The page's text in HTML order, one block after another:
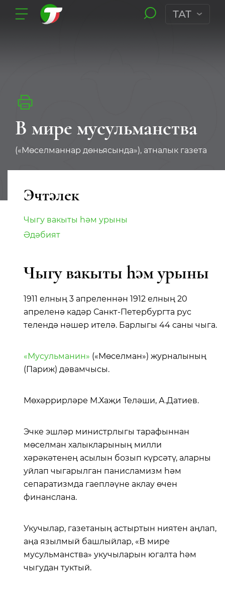
ТАТ
В мире мусульманства
(«Мөселманнар дөньясында»), атналык газета
Эчтәлек
Чыгу вакыты һәм урыны
Әдәбият
Чыгу вакыты һәм урыны
1911 елның 3 апреленнән 1912 елның 20
апреленә кадәр Санкт-Петербургта рус
телендә нәшер ителә. Барлыгы 44 саны чыга.
«Мусульманин» («Мөселман») журналының
(Париж) дәвамчысы.
Мөхәррирләре М.Хаҗи Теләши, А.Датиев.
Эчке эшләр министрлыгы тарафыннан
мөселман халыкларының милли
хәрәкәтенең асылын бозып күрсәтү, аларны
уйлап чыгарылган панисламизм һәм
сепаратизмда гаепләүне аклау өчен
финанслана.
Укучылар, газетаның астыртын ниятен аңлап,
аңа язылмый башлыйлар, «В мире
мусульманства» укучыларын югалта һәм
чыгудан туктый.